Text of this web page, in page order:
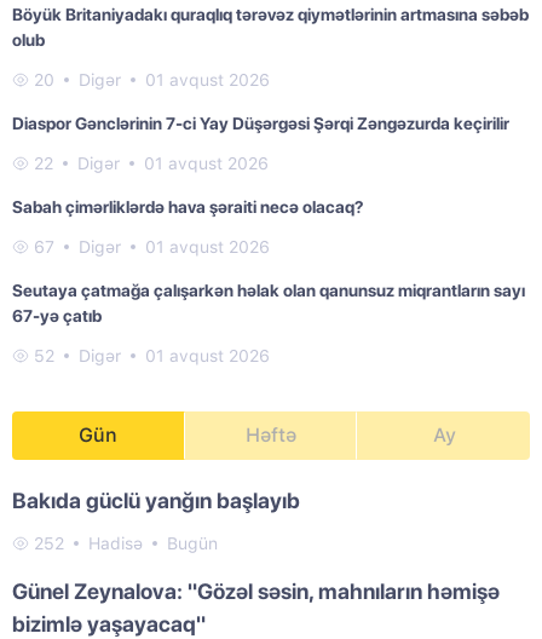
Böyük Britaniyadakı quraqlıq tərəvəz qiymətlərinin artmasına səbəb
olub
20 Digər 01 avqust 2026
Diaspor Gənclərinin 7-ci Yay Düşərgəsi Şərqi Zəngəzurda keçirilir
22 Digər 01 avqust 2026
Sabah çimərliklərdə hava şəraiti necə olacaq?
67 Digər 01 avqust 2026
Seutaya çatmağa çalışarkən həlak olan qanunsuz miqrantların sayı
67-yə çatıb
52 Digər 01 avqust 2026
Gün Həftə Ay
Bakıda güclü yanğın başlayıb
252 Hadisə Bugün
Günel Zeynalova: "Gözəl səsin, mahnıların həmişə
bizimlə yaşayacaq"